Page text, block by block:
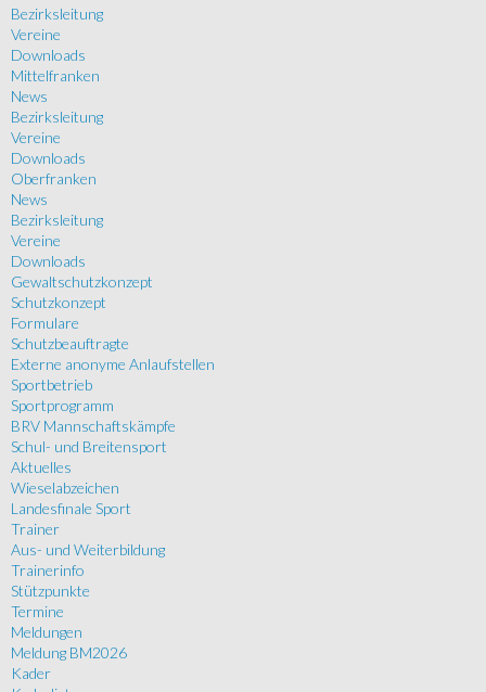
Bezirksleitung
Vereine
Downloads
Mittelfranken
News
Bezirksleitung
Vereine
Downloads
Oberfranken
News
Bezirksleitung
Vereine
Downloads
Gewaltschutzkonzept
Schutzkonzept
Formulare
Schutzbeauftragte
Externe anonyme Anlaufstellen
Sportbetrieb
Sportprogramm
BRV Mannschaftskämpfe
Schul- und Breitensport
Aktuelles
Wieselabzeichen
Landesfinale Sport
Trainer
Aus- und Weiterbildung
Trainerinfo
Stützpunkte
Termine
Meldungen
Meldung BM2026
Kader